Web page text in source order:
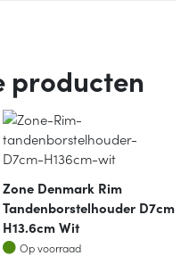
producten
Zone Denmark Rim
Tandenborstelhouder D7cm
H13.6cm Wit
Op voorraad
Op voorraad